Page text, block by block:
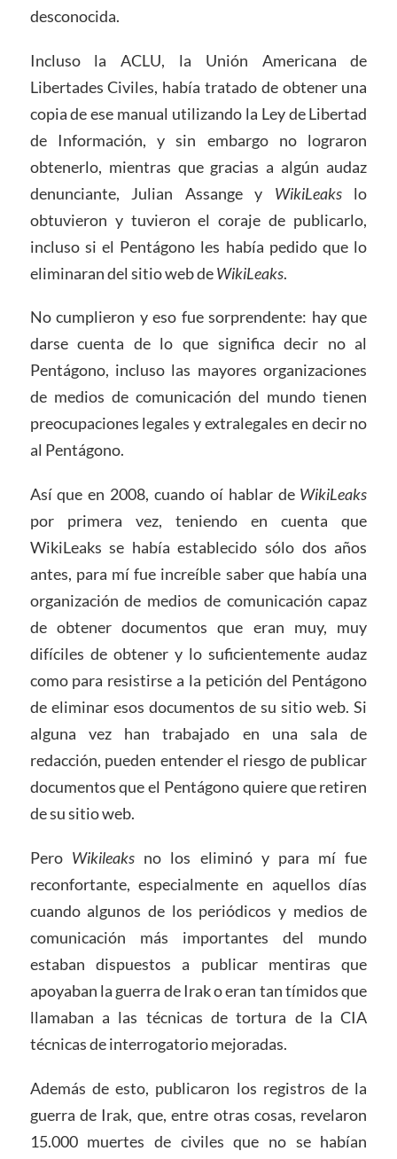
desconocida.
Incluso la ACLU, la Unión Americana de
Libertades Civiles, había tratado de obtener una
copia de ese manual utilizando la Ley de Libertad
de Información, y sin embargo no lograron
obtenerlo, mientras que gracias a algún audaz
denunciante, Julian Assange y WikiLeakslo
obtuvieron y tuvieron el coraje de publicarlo,
incluso si el Pentágono les había pedido que lo
eliminaran del sitio web deWikiLeaks.
No cumplieron y eso fue sorprendente: hay que
darse cuenta de lo que significa decir no al
Pentágono, incluso las mayores organizaciones
de medios de comunicación del mundo tienen
preocupaciones legales y extralegales en decir no
al Pentágono.
Así que en 2008, cuando oí hablar de WikiLeaks
por primera vez, teniendo en cuenta que
WikiLeaks se había establecido sólo dos años
antes, para mí fue increíble saber que había una
organización de medios de comunicación capaz
de obtener documentos que eran muy, muy
difíciles de obtener y lo suficientemente audaz
como para resistirse a la petición del Pentágono
de eliminar esos documentos de su sitio web. Si
alguna vez han trabajado en una sala de
redacción, pueden entender el riesgo de publicar
documentos que el Pentágono quiere que retiren
de su sitio web.
Pero Wikileaksno los eliminó y para mí fue
reconfortante, especialmente en aquellos días
cuando algunos de los periódicos y medios de
comunicación más importantes del mundo
estaban dispuestos a publicar mentiras que
apoyaban la guerra de Irak o eran tan tímidos que
llamaban a las técnicas de tortura de la CIA
técnicas de interrogatorio mejoradas.
Además de esto, publicaron los registros de la
guerra de Irak, que, entre otras cosas, revelaron
15.000 muertes de civiles que no se habían